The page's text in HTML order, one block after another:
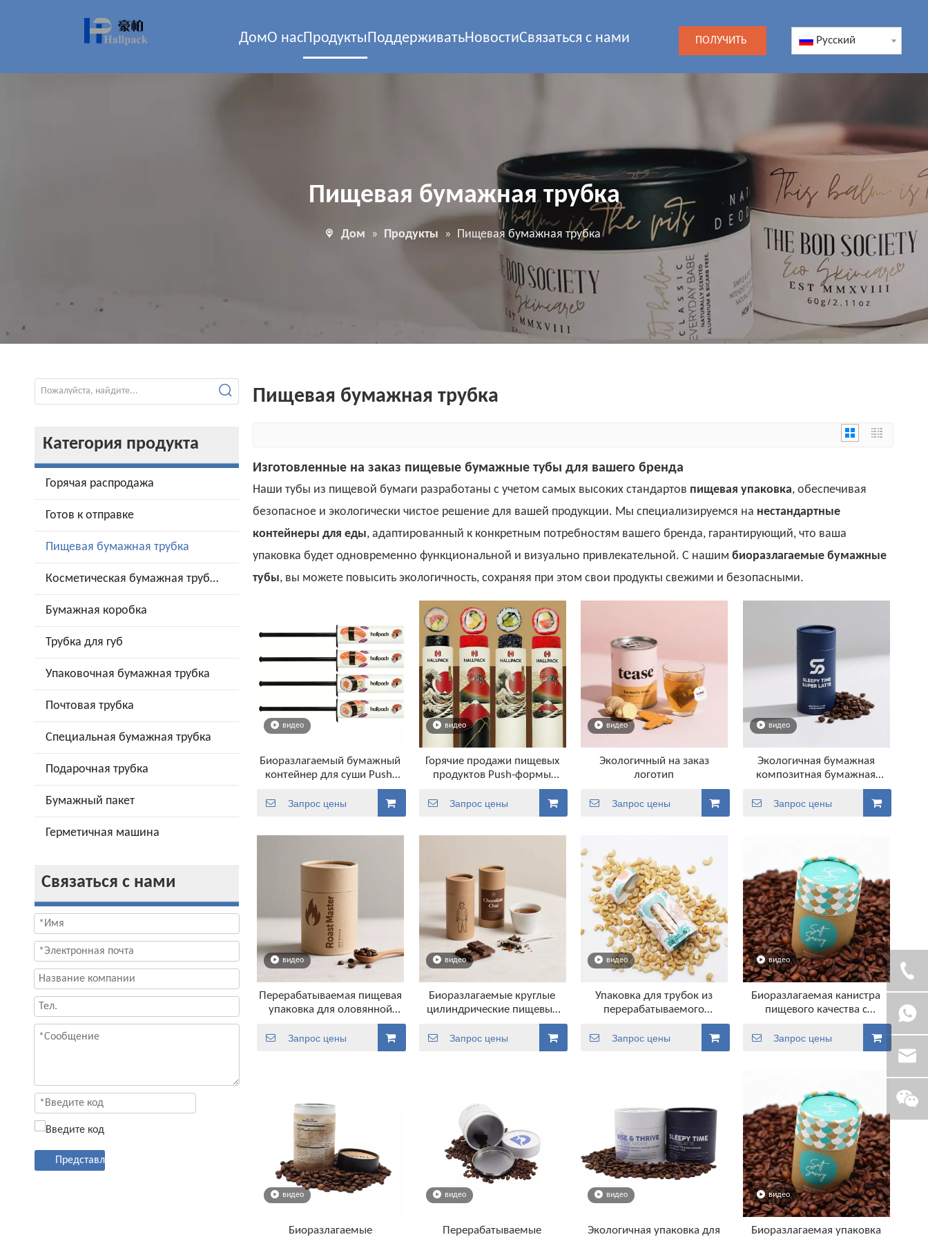
ДомО насПродуктыПоддерживатьНовостиСвязаться с нами ПОЛУЧИТЬ Pусский
Пищевая бумажная трубка
Дом » Продукты » Пищевая бумажная трубка
Категория продукта
Горячая распродажа
Готов к отправке
Пищевая бумажная трубка
Косметическая бумажная трубка
Бумажная коробка
Трубка для губ
Упаковочная бумажная трубка
Почтовая трубка
Специальная бумажная трубка
Подарочная трубка
Бумажный пакет
Герметичная машина
Связаться с нами
Представлять на рассмотрение
Пищевая бумажная трубка
Изготовленные на заказ пищевые бумажные тубы для вашего бренда
Наши тубы из пищевой бумаги разработаны с учетом самых высоких стандартов пищевая упаковка, обеспечивая
безопасное и экологически чистое решение для вашей продукции. Мы специализируемся на нестандартные
контейнеры для еды, адаптированный к конкретным потребностям вашего бренда, гарантирующий, что ваша
упаковка будет одновременно функциональной и визуально привлекательной. С нашим биоразлагаемые бумажные
тубы, вы можете повысить экологичность, сохраняя при этом свои продукты свежими и безопасными.
видео
Биоразлагаемый бумажный
контейнер для суши Push-
Pop Food Grade Push Pop Box
Запрос цены
видео
Горячие продажи пищевых
продуктов Push-формы
Пищевая канистра Push Up
Tube Упаковка для суши-
Запрос цены
видео
Экологичный на заказ
логотип
Запрос цены
видео
Экологичная бумажная
композитная бумажная
упаковка для туб Упаковка
для кофейных туб
Запрос цены
видео
Перерабатываемая пищевая
упаковка для оловянной
бумажной трубки для
закусок Упаковка для
Запрос цены
видео
Биоразлагаемые круглые
цилиндрические пищевые
бумажные канистры оптом
Запрос цены
видео
Упаковка для трубок из
перерабатываемого
материала с круглой
цилиндрической коробкой
для пищевых продуктов для
Запрос цены
видео
Биоразлагаемая канистра
пищевого качества с
металлическими крышками
Упаковка для кофейных
Запрос цены
видео
Биоразлагаемые
видео
Перерабатываемые
видео
Экологичная упаковка для
видео
Биоразлагаемая упаковка